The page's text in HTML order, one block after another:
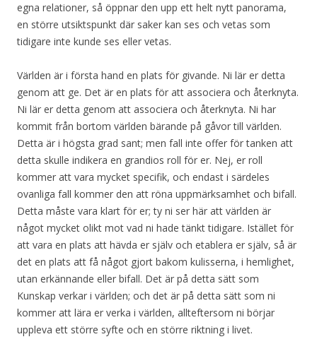
egna relationer, så öppnar den upp ett helt nytt panorama,
en större utsiktspunkt där saker kan ses och vetas som
tidigare inte kunde ses eller vetas.
Världen är i första hand en plats för givande. Ni lär er detta
genom att ge. Det är en plats för att associera och återknyta.
Ni lär er detta genom att associera och återknyta. Ni har
kommit från bortom världen bärande på gåvor till världen.
Detta är i högsta grad sant; men fall inte offer för tanken att
detta skulle indikera en grandios roll för er. Nej, er roll
kommer att vara mycket specifik, och endast i särdeles
ovanliga fall kommer den att röna uppmärksamhet och bifall.
Detta måste vara klart för er; ty ni ser här att världen är
något mycket olikt mot vad ni hade tänkt tidigare. Istället för
att vara en plats att hävda er själv och etablera er själv, så är
det en plats att få något gjort bakom kulisserna, i hemlighet,
utan erkännande eller bifall. Det är på detta sätt som
Kunskap verkar i världen; och det är på detta sätt som ni
kommer att lära er verka i världen, allteftersom ni börjar
uppleva ett större syfte och en större riktning i livet.